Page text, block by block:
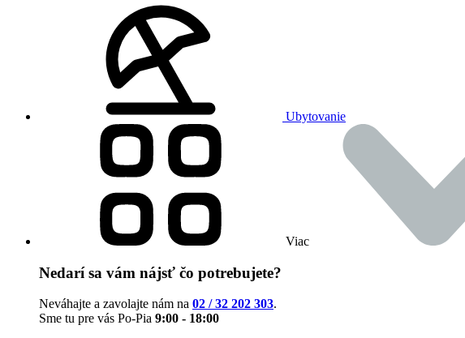
Ubytovanie
Viac
Nedarí sa vám nájsť čo potrebujete?
Neváhajte a zavolajte nám na 02 / 32 202 303.
Sme tu pre vás Po-Pia 9:00 - 18:00